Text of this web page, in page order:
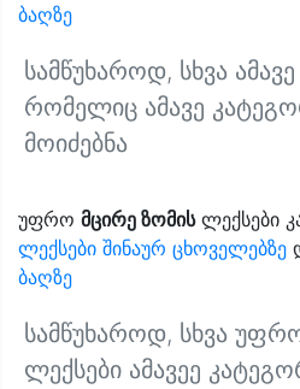
ბაღზე
სამწუხაროდ, სხვა
რომელიც ამავე
მოიძებნა
უფრო მცირე ზომისლექსები
ლექსები შინაურ ცხოველებზე
ბაღზე
სამწუხაროდ, სხვა
ლექსები ამავეე